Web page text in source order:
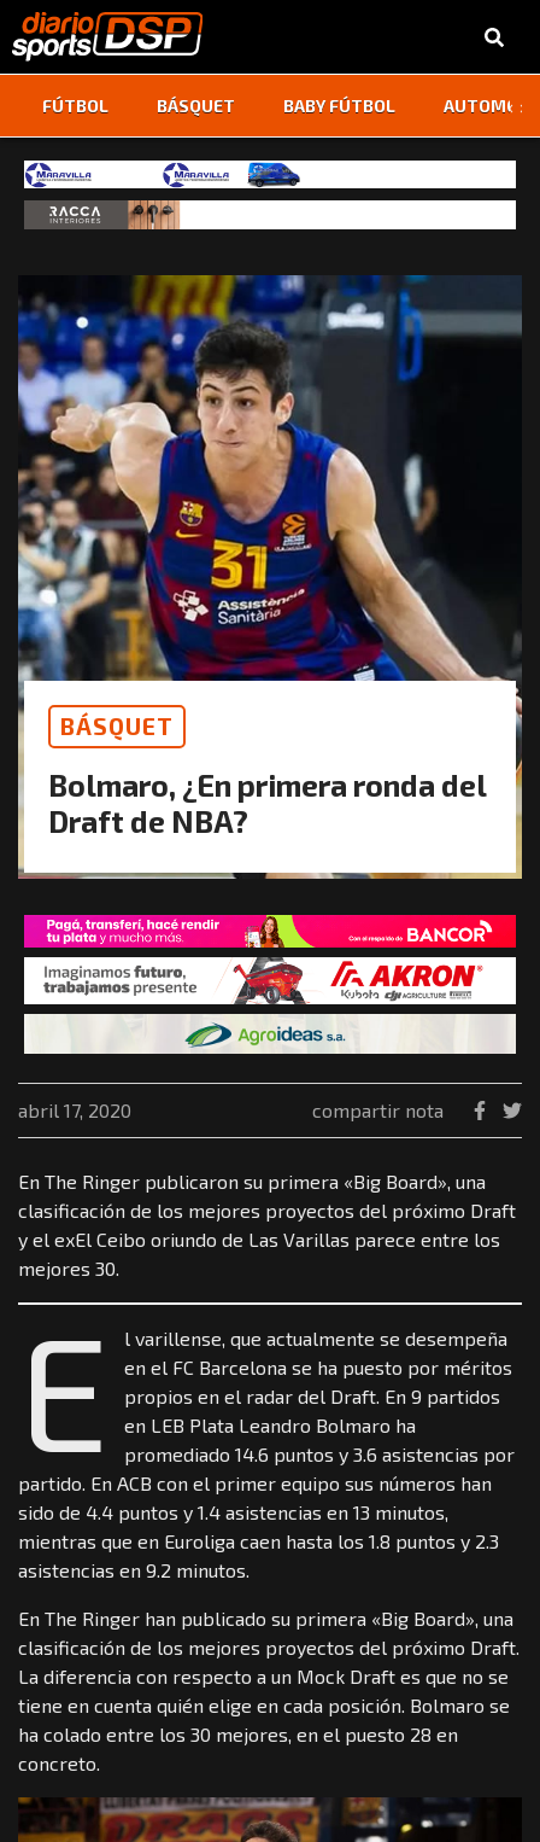
FÚTBOL BÁSQUET BABY FÚTBOL ‹ ›
BÁSQUET
Bolmaro, ¿En primera ronda del
Draft de NBA?
abril 17, 2020 compartir nota
En The Ringer publicaron su primera «Big Board», una
clasificación de los mejores proyectos del próximo Draft
y el exEl Ceibo oriundo de Las Varillas parece entre los
mejores 30.
E
l varillense, que actualmente se desempeña
en el FC Barcelona se ha puesto por méritos
propios en el radar del Draft. En 9 partidos
en LEB Plata Leandro Bolmaro ha
promediado 14.6 puntos y 3.6 asistencias por
partido. En ACB con el primer equipo sus números han
sido de 4.4 puntos y 1.4 asistencias en 13 minutos,
mientras que en Euroliga caen hasta los 1.8 puntos y 2.3
asistencias en 9.2 minutos.
En The Ringer han publicado su primera «Big Board», una
clasificación de los mejores proyectos del próximo Draft.
La diferencia con respecto a un Mock Draft es que no se
tiene en cuenta quién elige en cada posición. Bolmaro se
ha colado entre los 30 mejores, en el puesto 28 en
concreto.